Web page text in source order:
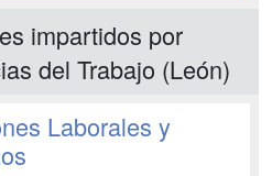
impartidos por
del Trabajo (León)
Laborales y